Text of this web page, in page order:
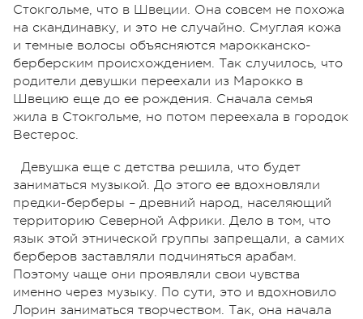
Стокгольме, что в Швеции. Она совсем не похожа
на скандинавку, и это не случайно. Смуглая кожа
и темные волосы объясняются марокканско-
берберским происхождением. Так случилось, что
родители девушки переехали из Марокко в
Швецию еще до ее рождения. Сначала семья
жила в Стокгольме, но потом переехала в городок
Вестерос.
Девушка еще с детства решила, что будет
заниматься музыкой. До этого ее вдохновляли
предки-берберы – древний народ, населяющий
территорию Северной Африки. Дело в том, что
язык этой этнической группы запрещали, а самих
берберов заставляли подчиняться арабам.
Поэтому чаще они проявляли свои чувства
именно через музыку. По сути, это и вдохновило
Лорин заниматься творчеством. Так, она начала